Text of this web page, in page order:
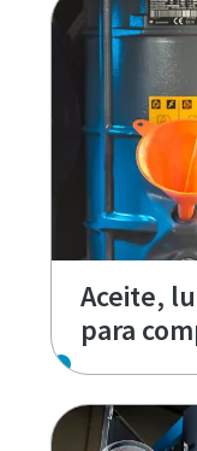
Aceite,
para